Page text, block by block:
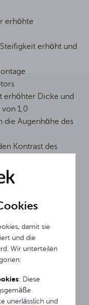
damit sie
und die
Wir unterteilen
: Diese
unerlässlich und
erhöhte
erhöht und
Dicke und
1,0
die Augenhöhe des
Kontrast des
ist sofort
im Lieferumfang